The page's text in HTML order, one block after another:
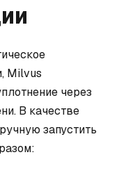
Milvus
через
В качестве
запустить